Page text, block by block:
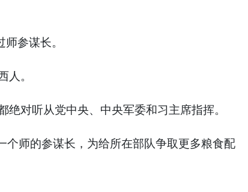
参谋长。
。
对听从党中央、中央军委和习主席指挥。
师的参谋长，为给所在部队争取更多粮食配